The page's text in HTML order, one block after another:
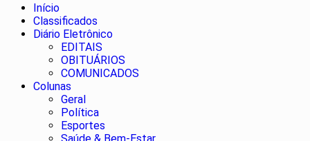
Início
Classificados
Diário Eletrônico
EDITAIS
OBITUÁRIOS
COMUNICADOS
Colunas
Geral
Política
Esportes
Saúde & Bem-Estar